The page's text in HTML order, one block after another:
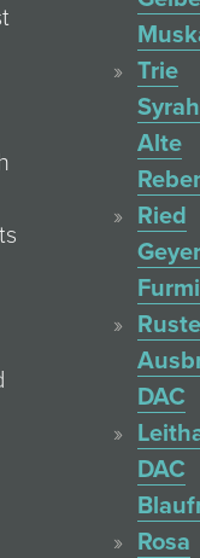
Trie
Syrah
Alte
Ried
DAC
DAC
Rosa